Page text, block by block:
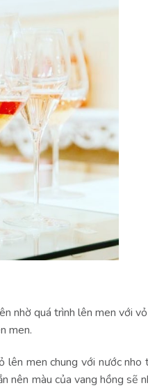
nhờ quá trình lên men với
men.
men chung với nước nho
nên màu của vang hồng sẽ